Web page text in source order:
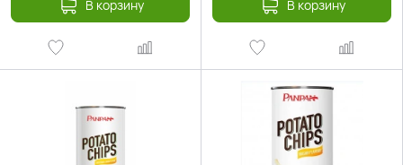
В корзину В корзину